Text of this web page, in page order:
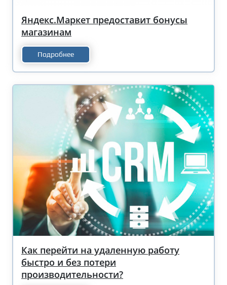
Яндекс.Маркет предоставит бонусы
магазинам
Подробнее
Как перейти на удаленную работу
быстро и без потери
производительности?